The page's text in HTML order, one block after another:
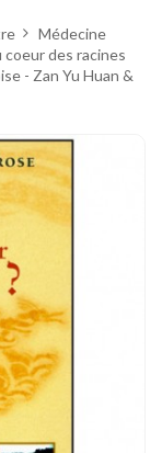
> Médecine
des racines
- Zan Yu Huan &